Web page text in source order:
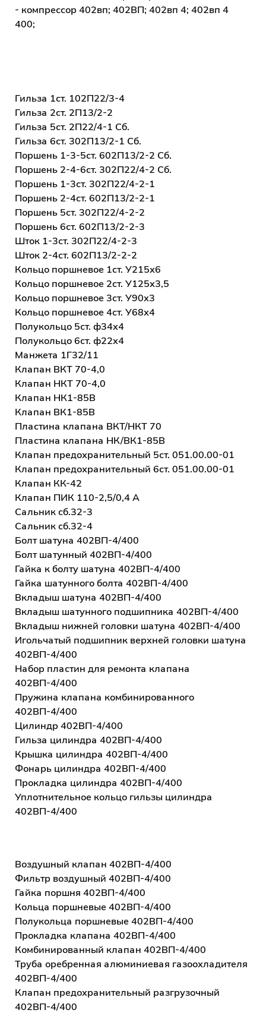
- компрессор 402вп; 402ВП; 402вп 4; 402вп 4
400;
Гильза 1ст. 102П22/3-4
Гильза 2ст. 2П13/2-2
Гильза 5ст. 2П22/4-1 Сб.
Гильза 6ст. 302П13/2-1 Сб.
Поршень 1-3-5ст. 602П13/2-2 Сб.
Поршень 2-4-6ст. 302П22/4-2 Сб.
Поршень 1-3ст. 302П22/4-2-1
Поршень 2-4ст. 602П13/2-2-1
Поршень 5ст. 302П22/4-2-2
Поршень 6ст. 602П13/2-2-3
Шток 1-3ст. 302П22/4-2-3
Шток 2-4ст. 602П13/2-2-2
Кольцо поршневое 1ст. У215х6
Кольцо поршневое 2ст. У125х3,5
Кольцо поршневое 3ст. У90х3
Кольцо поршневое 4ст. У68х4
Полукольцо 5ст. ф34х4
Полукольцо 6ст. ф22х4
Манжета 1Г32/11
Клапан ВКТ 70-4,0
Клапан НКТ 70-4,0
Клапан НК1-85В
Клапан ВК1-85В
Пластина клапана ВКТ/НКТ 70
Пластина клапана НК/ВК1-85В
Клапан предохранительный 5ст. 051.00.00-01
Клапан предохранительный 6ст. 051.00.00-01
Клапан КК-42
Клапан ПИК 110-2,5/0,4 А
Сальник сб.32-3
Сальник сб.32-4
Болт шатуна 402ВП-4/400
Болт шатунный 402ВП-4/400
Гайка к болту шатуна 402ВП-4/400
Гайка шатунного болта 402ВП-4/400
Вкладыш шатуна 402ВП-4/400
Вкладыш шатунного подшипника 402ВП-4/400
Вкладыш нижней головки шатуна 402ВП-4/400
Игольчатый подшипник верхней головки шатуна
402ВП-4/400
Набор пластин для ремонта клапана
402ВП-4/400
Пружина клапана комбинированного
402ВП-4/400
Цилиндр 402ВП-4/400
Гильза цилиндра 402ВП-4/400
Крышка цилиндра 402ВП-4/400
Фонарь цилиндра 402ВП-4/400
Прокладка цилиндра 402ВП-4/400
Уплотнительное кольцо гильзы цилиндра
402ВП-4/400
Воздушный клапан 402ВП-4/400
Фильтр воздушный 402ВП-4/400
Гайка поршня 402ВП-4/400
Кольца поршневые 402ВП-4/400
Полукольца поршневые 402ВП-4/400
Прокладка клапана 402ВП-4/400
Комбинированный клапан 402ВП-4/400
Труба оребренная алюминиевая газоохладителя
402ВП-4/400
Клапан предохранительный разгрузочный
402ВП-4/400